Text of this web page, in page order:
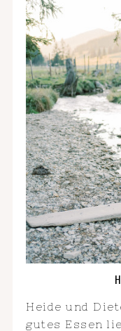
Heide und
gutes Essen